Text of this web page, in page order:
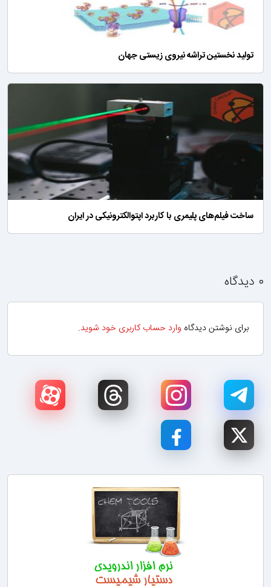
تولید نخستین تراشه نیروی زیستی جهان
ساخت فیلم‌های پلیمری با کاربرد اپتوالکترونیکی در ایران
۰ دیدگاه
برای نوشتن دیدگاه وارد حساب کاربری خود شوید.